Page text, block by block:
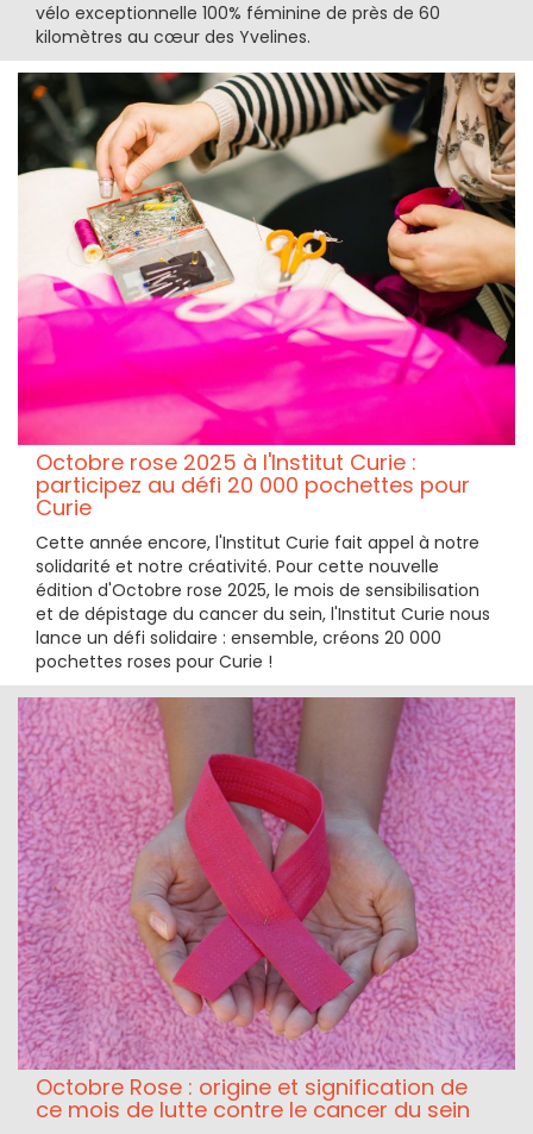
vélo exceptionnelle 100% féminine de près de 60
kilomètres au cœur des Yvelines.
Octobre rose 2025 à l'Institut Curie :
participez au défi 20 000 pochettes pour
Curie
Cette année encore, l'Institut Curie fait appel à notre
solidarité et notre créativité. Pour cette nouvelle
édition d'Octobre rose 2025, le mois de sensibilisation
et de dépistage du cancer du sein, l'Institut Curie nous
lance un défi solidaire : ensemble, créons 20 000
pochettes roses pour Curie !
Octobre Rose : origine et signification de
ce mois de lutte contre le cancer du sein